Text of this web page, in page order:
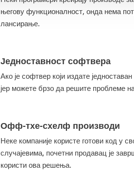
његову функционалност, онда нема
лансирање.
Једноставност софтвера
Ако је софтвер који издате
јер можете брзо да решите проблеме
Офф-тхе-схелф производи
Неке компаније користе готови код у
случајевима, почетни продавац је
користи ова решења.